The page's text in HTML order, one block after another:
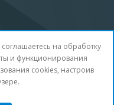
на обработку
и функционирования
cookies, настроив